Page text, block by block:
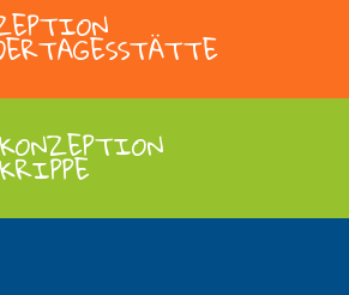
KONZEPTION
KRIPPE